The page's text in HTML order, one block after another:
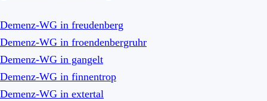
Demenz-WG in freudenberg
Demenz-WG in froendenbergruhr
Demenz-WG in gangelt
Demenz-WG in finnentrop
Demenz-WG in extertal